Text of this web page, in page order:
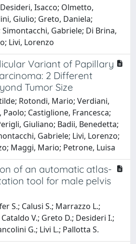
Isacco; Olmetto,
Giulio; Greto, Daniela;
Gabriele; Di Brina,
Livi, Lorenzo
Variant of Papillary
2 Different
Tumor Size
Rotondi, Mario; Verdiani,
Castiglione, Francesca;
Giuliano; Badii, Benedetta;
Gabriele; Livi, Lorenzo;
Maggi, Mario; Petrone, Luisa
of an automatic atlas-
tool for male pelvis
S.; Calusi S.; Marrazzo L.;
V.; Greto D.; Desideri I.;
G.; Livi L.; Pallotta S.